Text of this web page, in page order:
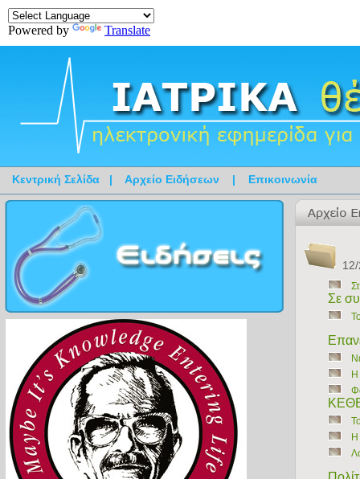
Powered by Translate
Κεντρική Σελίδα | Αρχείο Ειδήσεων | Επικοινωνία
Σε
Η
Η